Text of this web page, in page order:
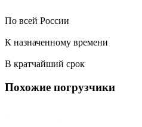
По всей России
К назначенному времени
В кратчайший срок
Похожие погрузчики